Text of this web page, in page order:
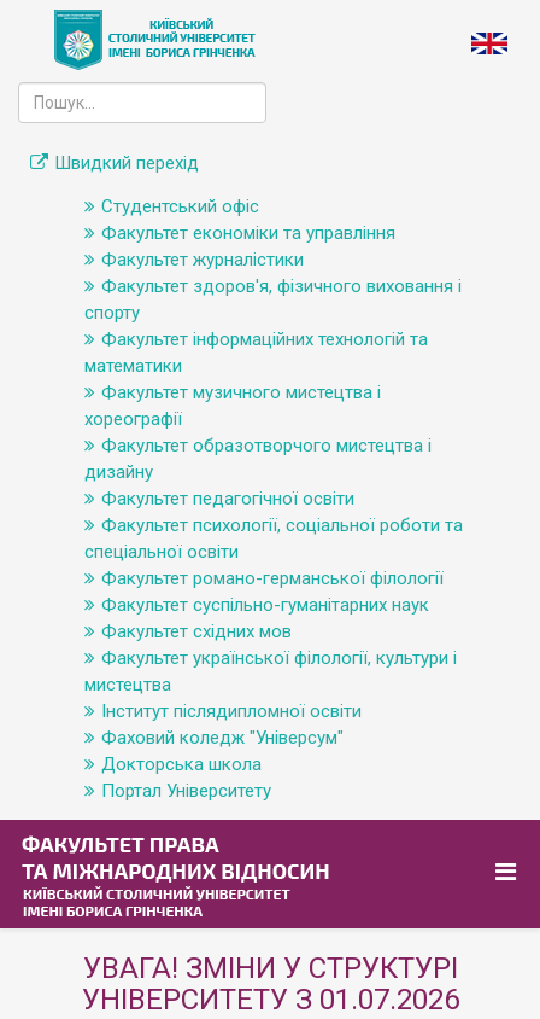
Швидкий перехід
Студентський офіс
Факультет економіки та управління
Факультет журналістики
Факультет здоров'я, фізичного виховання і
спорту
Факультет інформаційних технологій та
математики
Факультет музичного мистецтва і
хореографії
Факультет образотворчого мистецтва і
дизайну
Факультет педагогічної освіти
Факультет психології, соціальної роботи та
спеціальної освіти
Факультет романо-германської філології
Факультет суспільно-гуманітарних наук
Факультет східних мов
Факультет української філології, культури і
мистецтва
Інститут післядипломної освіти
Фаховий коледж "Універсум"
Докторська школа
Портал Університету
УВАГА! ЗМІНИ У СТРУКТУРІ
УНІВЕРСИТЕТУ З 01.07.2026